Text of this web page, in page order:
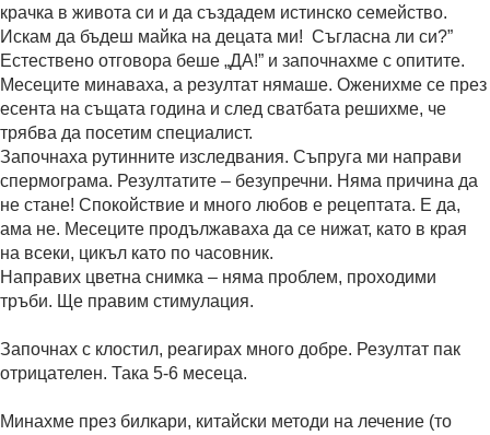
крачка в живота си и да създадем истинско семейство.
Искам да бъдеш майка на децата ми! Съгласна ли си?”
Естествено отговора беше „ДА!” и започнахме с опитите.
Месеците минаваха, а резултат нямаше. Оженихме се през
есента на същата година и след сватбата решихме, че
трябва да посетим специалист.
Започнаха рутинните изследвания. Съпруга ми направи
спермограма. Резултатите – безупречни. Няма причина да
не стане! Спокойствие и много любов е рецептата. Е да,
ама не. Месеците продължаваха да се нижат, като в края
на всеки, цикъл като по часовник.
Направих цветна снимка – няма проблем, проходими
тръби. Ще правим стимулация.
Започнах с клостил, реагирах много добре. Резултат пак
отрицателен. Така 5-6 месеца.
Минахме през билкари, китайски методи на лечение (то